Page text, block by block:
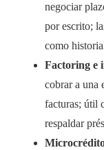
negociar
por escrito;
como
Factoring e
cobrar a una
facturas; útil
respaldar